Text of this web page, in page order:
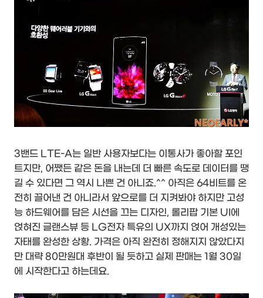
3밴드 LTE-A는 일반 사용자보다는 이통사가 좋아할 포인
트지만, 어쨌든 같은 돈을 내는데 더 빠른 속도로 데이터를 땡
길 수 있다면 그 역시 나쁜 건 아니죠.^^ 아직은 64비트를 온
전히 끌어낸 건 아니라서 앞으로를 더 지켜봐야 하지만 고성
능 하드웨어를 담은 시선을 끄는 디자인, 롤리팝 기본 UI에
얹혀진 글랜스뷰 등 LG전자 특유의 UX까지 얹어 개성있는
자태를 완성한 상황. 가격은 아직 완전히 정해지지 않았다지
만 대략 80만원대 후반이 될 듯하고 실제 판매는 1월 30일
에 시작한다고 하는데요.